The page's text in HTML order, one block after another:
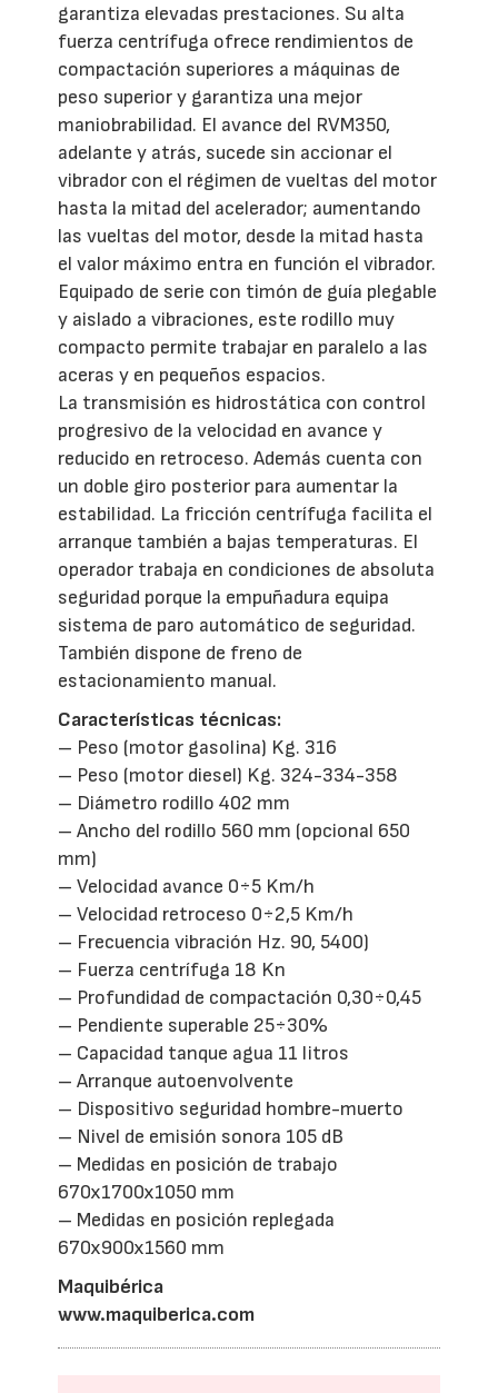
garantiza elevadas prestaciones. Su alta
fuerza centrífuga ofrece rendimientos de
compactación superiores a máquinas de
peso superior y garantiza una mejor
maniobrabilidad. El avance del RVM350,
adelante y atrás, sucede sin accionar el
vibrador con el régimen de vueltas del motor
hasta la mitad del acelerador; aumentando
las vueltas del motor, desde la mitad hasta
el valor máximo entra en función el vibrador.
Equipado de serie con timón de guía plegable
y aislado a vibraciones, este rodillo muy
compacto permite trabajar en paralelo a las
aceras y en pequeños espacios.
La transmisión es hidrostática con control
progresivo de la velocidad en avance y
reducido en retroceso. Además cuenta con
un doble giro posterior para aumentar la
estabilidad. La fricción centrífuga facilita el
arranque también a bajas temperaturas. El
operador trabaja en condiciones de absoluta
seguridad porque la empuñadura equipa
sistema de paro automático de seguridad.
También dispone de freno de
estacionamiento manual.
Características técnicas:
– Peso (motor gasolina) Kg. 316
– Peso (motor diesel) Kg. 324-334-358
– Diámetro rodillo 402 mm
– Ancho del rodillo 560 mm (opcional 650
mm)
– Velocidad avance 0÷5 Km/h
– Velocidad retroceso 0÷2,5 Km/h
– Frecuencia vibración Hz. 90, 5400)
– Fuerza centrífuga 18 Kn
– Profundidad de compactación 0,30÷0,45
– Pendiente superable 25÷30%
– Capacidad tanque agua 11 litros
– Arranque autoenvolvente
– Dispositivo seguridad hombre-muerto
– Nivel de emisión sonora 105 dB
– Medidas en posición de trabajo
670x1700x1050 mm
– Medidas en posición replegada
670x900x1560 mm
Maquibérica
www.maquiberica.com